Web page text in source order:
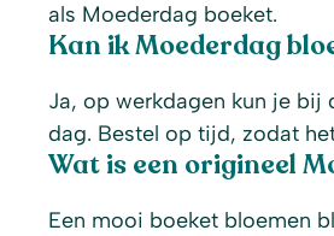
als Moederdag boeket.
Kan ik Moederdag
Ja, op werkdagen kun je
dag. Bestel op tijd, zodat
Wat is een origineel
Een mooi boeket bloemen